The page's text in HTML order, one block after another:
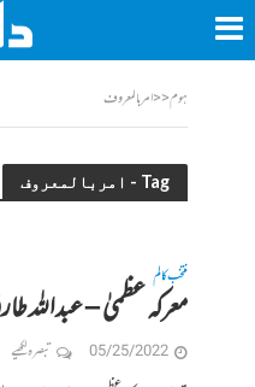
ہوم<<امربالمعروف
Tag - امربالمعروف
منتخب کالم
معرکہ عظمیٰ – عبداللہ
05/25/2022 تبصرہ لکھیے